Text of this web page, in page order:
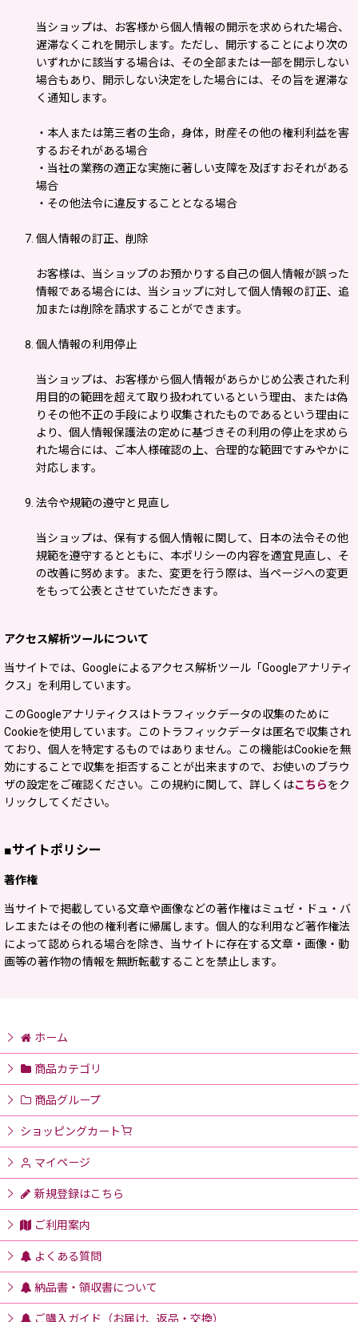
当ショップは、お客様から個人情報の開示を求められた場合、
遅滞なくこれを開示します。ただし、開示することにより次の
いずれかに該当する場合は、その全部または一部を開示しない
場合もあり、開示しない決定をした場合には、その旨を遅滞な
く通知します。
・本人または第三者の生命，身体，財産その他の権利利益を害
するおそれがある場合
・当社の業務の適正な実施に著しい支障を及ぼすおそれがある
場合
・その他法令に違反することとなる場合
個人情報の訂正、削除
お客様は、当ショップのお預かりする自己の個人情報が誤った
情報である場合には、当ショップに対して個人情報の訂正、追
加または削除を請求することができます。
個人情報の利用停止
当ショップは、お客様から個人情報があらかじめ公表された利
用目的の範囲を超えて取り扱われているという理由、または偽
りその他不正の手段により収集されたものであるという理由に
より、個人情報保護法の定めに基づきその利用の停止を求めら
れた場合には、ご本人様確認の上、合理的な範囲ですみやかに
対応します。
法令や規範の遵守と見直し
当ショップは、保有する個人情報に関して、日本の法令その他
規範を遵守するとともに、本ポリシーの内容を適宜見直し、そ
の改善に努めます。また、変更を行う際は、当ページへの変更
をもって公表とさせていただきます。
アクセス解析ツールについて
当サイトでは、Googleによるアクセス解析ツール「Googleアナリティ
クス」を利用しています。
このGoogleアナリティクスはトラフィックデータの収集のために
Cookieを使用しています。このトラフィックデータは匿名で収集され
ており、個人を特定するものではありません。この機能はCookieを無
効にすることで収集を拒否することが出来ますので、お使いのブラウ
ザの設定をご確認ください。この規約に関して、詳しくはこちらをク
リックしてください。
■サイトポリシー
著作権
当サイトで掲載している文章や画像などの著作権はミュゼ・ドュ・バ
レエまたはその他の権利者に帰属します。個人的な利用など著作権法
によって認められる場合を除き、当サイトに存在する文章・画像・動
画等の著作物の情報を無断転載することを禁止します。
ホーム
商品カテゴリ
商品グループ
ショッピングカート
マイページ
新規登録はこちら
ご利用案内
よくある質問
納品書・領収書について
ご購入ガイド（お届け、返品・交換）